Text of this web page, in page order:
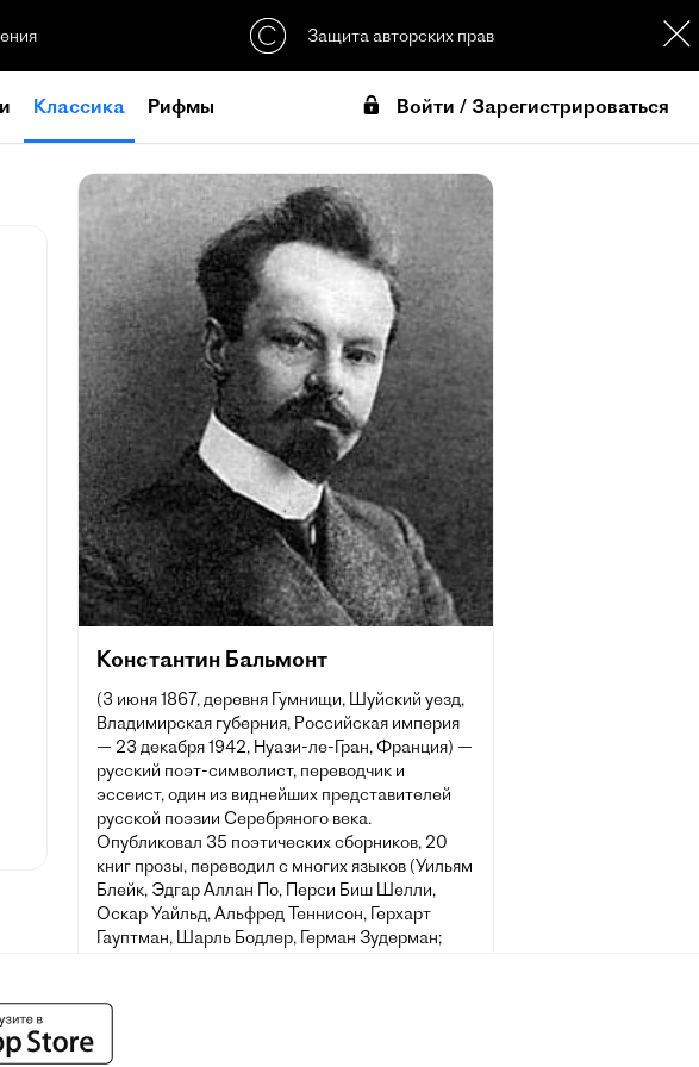
Защита авторских прав
Классика Рифмы Войти / Зарегистрироваться
Константин Бальмонт
(3 июня 1867, деревня Гумнищи, Шуйский уезд,
Владимирская губерния, Российская империя
— 23 декабря 1942, Нуази-ле-Гран, Франция) —
русский поэт-символист, переводчик и
эссеист, один из виднейших представителей
русской поэзии Серебряного века.
Опубликовал 35 поэтических сборников, 20
книг прозы, переводил с многих языков (Уильям
Блейк, Эдгар Аллан По, Перси Биш Шелли,
Оскар Уайльд, Альфред Теннисон, Герхарт
Гауптман, Шарль Бодлер, Герман Зудерман;
мексиканская, японская поэзия). Автор
филологических трактатов, историко-